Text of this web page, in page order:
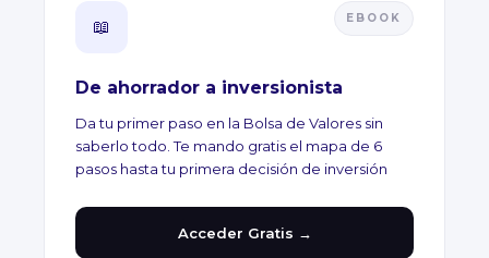
📖 EBOOK
De ahorrador a inversionista
Da tu primer paso en la Bolsa de Valores sin
saberlo todo. Te mando gratis el mapa de 6
pasos hasta tu primera decisión de inversión
Acceder Gratis →